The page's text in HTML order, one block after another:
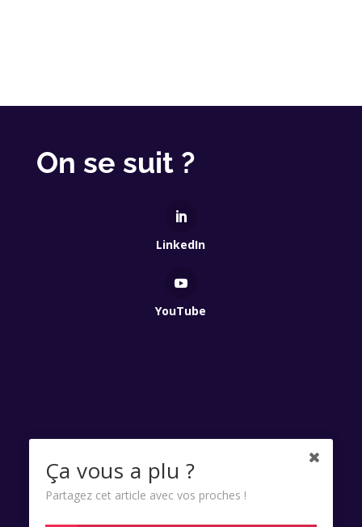
On se suit ?
LinkedIn
YouTube
enregistrée à la Préfecture de Lyon - Numéro RNA
W691100695 SIRET 85285441300022.
Ça vous a plu ?
Partagez cet article avec vos proches !